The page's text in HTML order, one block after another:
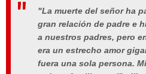
"La muerte del señor ha
gran relación de padre e
a nuestros padres, pero
era un estrecho amor
fuera una sola persona.